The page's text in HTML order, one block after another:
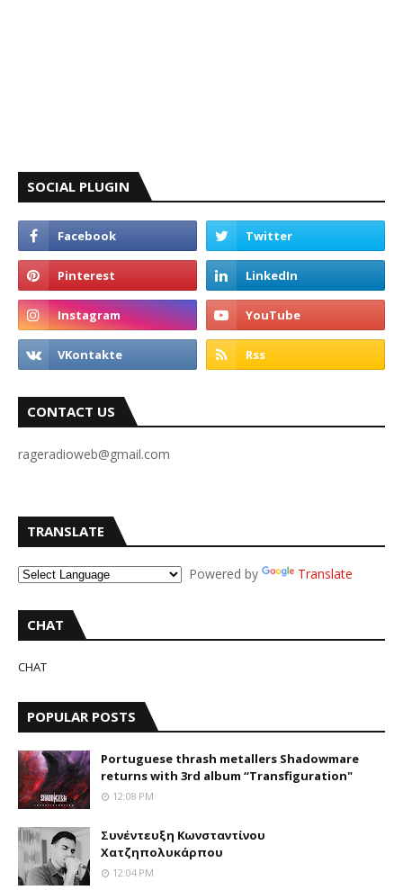
SOCIAL PLUGIN
CONTACT US
rageradioweb@gmail.com
TRANSLATE
Powered by Translate
CHAT
CHAT
POPULAR POSTS
Portuguese thrash metallers Shadowmare
returns with 3rd album “Transfiguration"
12:08 PM
Συνέντευξη Κωνσταντίνου
Χατζηπολυκάρπου
12:04 PM